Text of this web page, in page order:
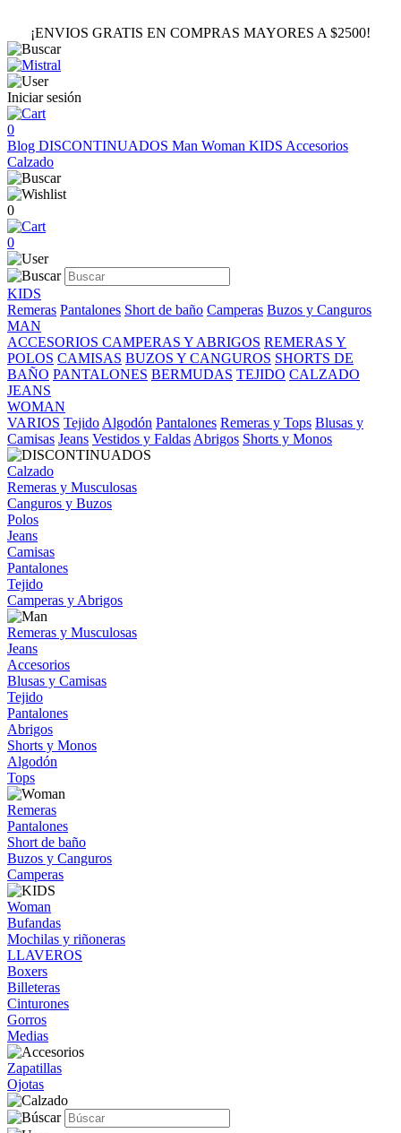
¡ENVIOS GRATIS EN COMPRAS MAYORES A $2500!
Iniciar sesión
0
Blog DISCONTINUADOS Man Woman KIDS Accesorios
Calzado
0
0
KIDS
Remeras Pantalones Short de baño Camperas Buzos y Canguros
MAN
ACCESORIOS CAMPERAS Y ABRIGOS REMERAS Y
POLOS CAMISAS BUZOS Y CANGUROS SHORTS DE
BAÑO PANTALONES BERMUDAS TEJIDO CALZADO
JEANS
WOMAN
VARIOS Tejido Algodón Pantalones Remeras y Tops Blusas y
Camisas Jeans Vestidos y Faldas Abrigos Shorts y Monos
Calzado
Remeras y Musculosas
Canguros y Buzos
Polos
Jeans
Camisas
Pantalones
Tejido
Camperas y Abrigos
Remeras y Musculosas
Jeans
Accesorios
Blusas y Camisas
Tejido
Pantalones
Abrigos
Shorts y Monos
Algodón
Tops
Remeras
Pantalones
Short de baño
Buzos y Canguros
Camperas
Woman
Bufandas
Mochilas y riñoneras
LLAVEROS
Boxers
Billeteras
Cinturones
Gorros
Medias
Zapatillas
Ojotas